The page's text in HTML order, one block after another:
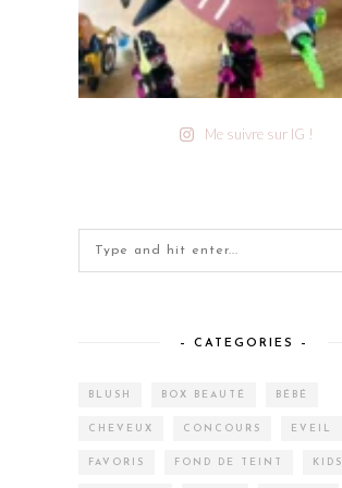
Me suivre sur IG !
– CATEGORIES –
BLUSH BOX BEAUTÉ BÉBÉ
CHEVEUX CONCOURS EVEIL
FAVORIS FOND DE TEINT KIDS